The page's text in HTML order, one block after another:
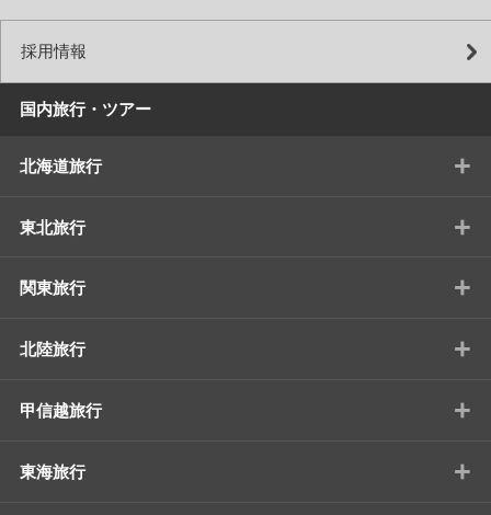
採用情報
国内旅行・ツアー
北海道旅行 +
東北旅行 +
関東旅行 +
北陸旅行 +
甲信越旅行 +
東海旅行 +